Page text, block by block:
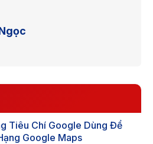
Tiêu Chí Google Dùng Để
Google Maps